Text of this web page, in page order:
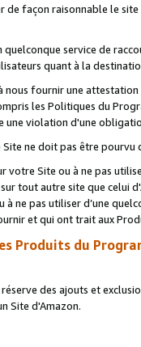
de façon raisonnable le
quelconque service de
quant à la
nous fournir une
les Politiques du
une violation d'une
ne doit pas être
votre Site ou à ne pas
tout autre site que celui
à ne pas utiliser d’une
et qui ont trait aux
Produits du
des ajouts et
Site d'Amazon.